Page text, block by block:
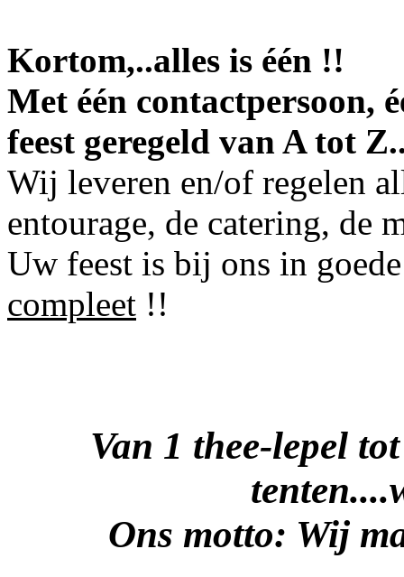
Kortom,..alles is één !!
Met één contactpersoon,
feest geregeld van A tot
Wij leveren en/of regelen
entourage, de catering, de
Uw feest is bij ons in
compleet !!
Van 1 thee-lepel
Ons motto: Wij